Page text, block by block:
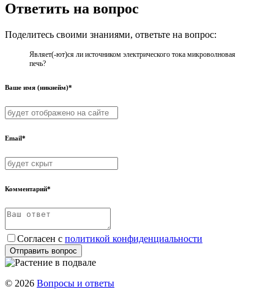
Ответить на вопрос
Поделитесь своими знаниями, ответьте на вопрос:
Являет(-ют)ся ли источником электрического тока микроволновая
печь?​
Ваше имя (никнейм)*
Email*
Комментарий*
Согласен с политикой конфиденциальности
Отправить вопрос
© 2026 Вопросы и ответы